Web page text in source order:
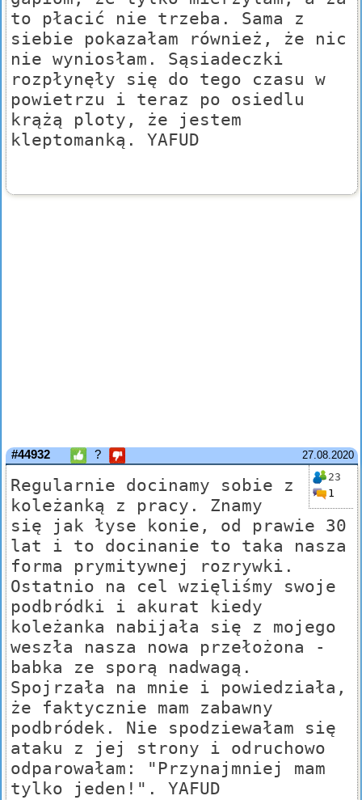
to płacić nie trzeba. Sama z
siebie pokazałam również, że nic
nie wyniosłam. Sąsiadeczki
rozpłynęły się do tego czasu w
powietrzu i teraz po osiedlu
krążą ploty, że jestem
kleptomanką. YAFUD
27.08.2020
#44932 ?
23
1
Regularnie docinamy sobie z
koleżanką z pracy. Znamy
się jak łyse konie, od prawie 30
lat i to docinanie to taka nasza
forma prymitywnej rozrywki.
Ostatnio na cel wzięliśmy swoje
podbródki i akurat kiedy
koleżanka nabijała się z mojego
weszła nasza nowa przełożona -
babka ze sporą nadwagą.
Spojrzała na mnie i powiedziała,
że faktycznie mam zabawny
podbródek. Nie spodziewałam się
ataku z jej strony i odruchowo
odparowałam: "Przynajmniej mam
tylko jeden!". YAFUD